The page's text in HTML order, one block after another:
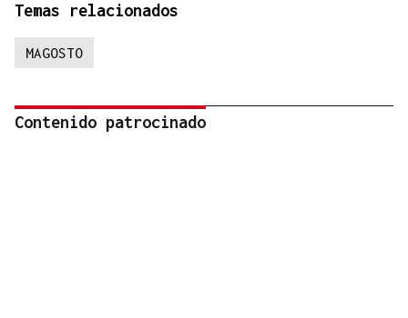
Temas relacionados
MAGOSTO
Contenido patrocinado